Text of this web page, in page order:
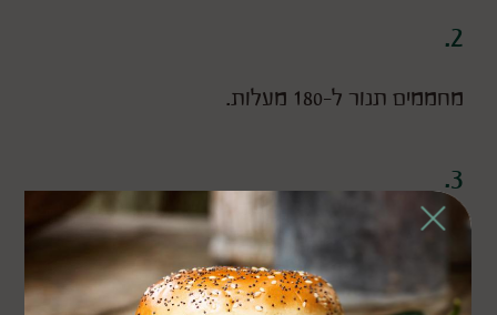
2.
מחממים תנור ל-180 מעלות.
3.
אופים את חטיפי הברוקולי כ-25 דקות עד הזהבה.
Close